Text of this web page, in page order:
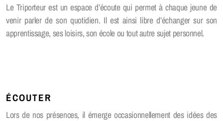
Le Triporteur est un espace d’écoute qui permet à chaque jeune de
venir parler de son quotidien. Il est ainsi libre d’échanger sur son
apprentissage, ses loisirs, son école ou tout autre sujet personnel.
ÉCOUTER
Lors de nos présences, il émerge occasionnellement des idées des
SACR